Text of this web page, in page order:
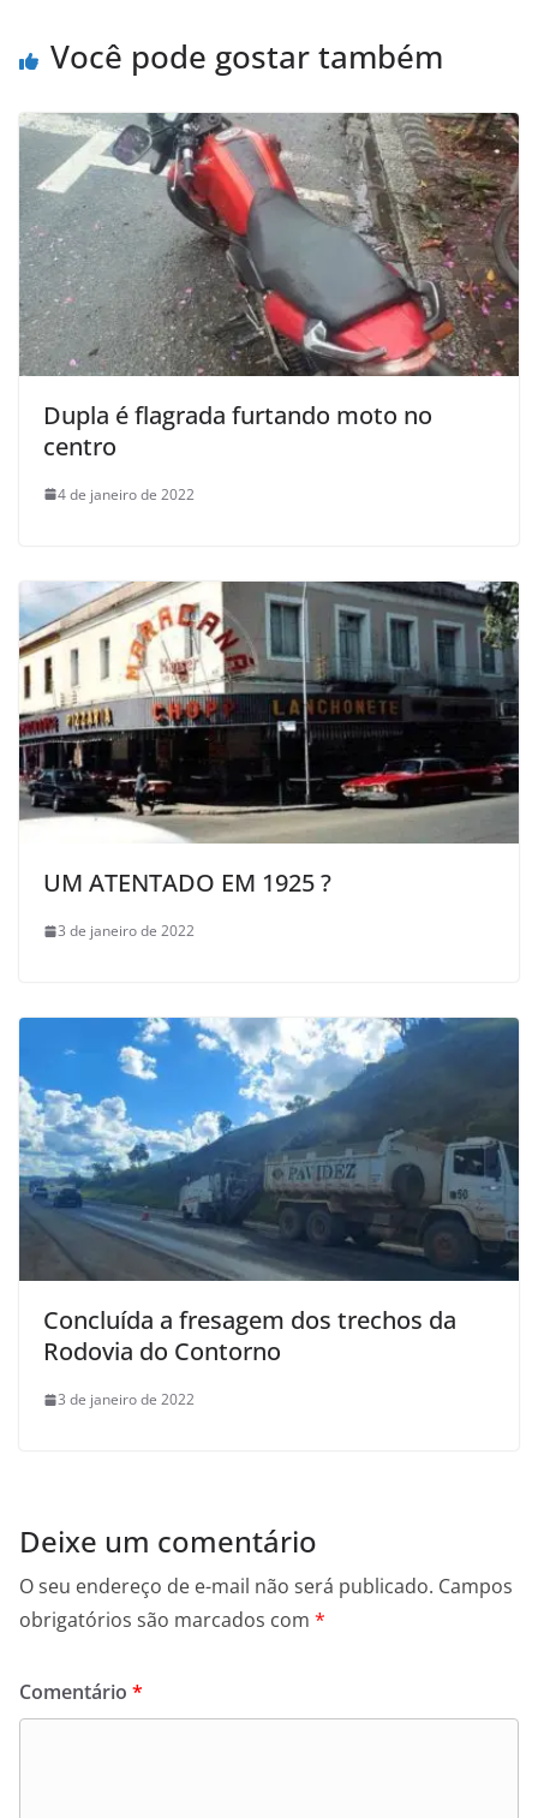
Você pode gostar também
Dupla é flagrada furtando moto no
centro
4 de janeiro de 2022
UM ATENTADO EM 1925 ?
3 de janeiro de 2022
Concluída a fresagem dos trechos da
Rodovia do Contorno
3 de janeiro de 2022
Deixe um comentário
O seu endereço de e-mail não será publicado. Campos
obrigatórios são marcados com *
Comentário *